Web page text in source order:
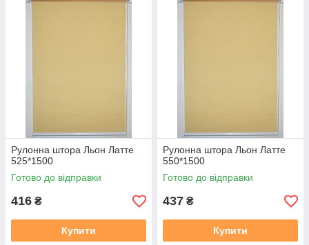
Рулонна штора Льон Латте
525*1500
Готово до відправки
416 ₴
Купити
Рулонна штора Льон Латте
550*1500
Готово до відправки
437 ₴
Купити